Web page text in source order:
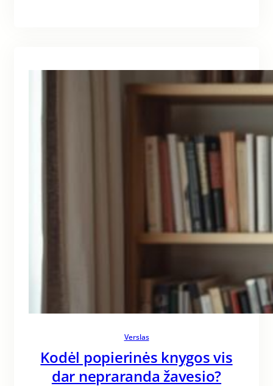
Verslas
Kodėl popierinės knygos vis
dar nepraranda žavesio?